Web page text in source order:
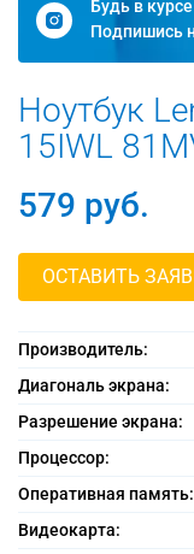
Будь в
Подпишись
Ноутбук
15IWL
579 руб.
ОСТАВИТЬ
Производитель:
Диагональ экрана:
Разрешение экрана:
Процессор:
Оперативная память:
Видеокарта: